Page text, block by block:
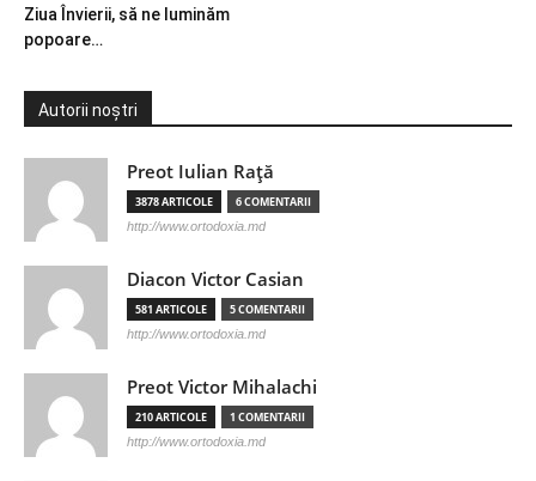
Ziua Învierii, să ne luminăm
popoare…
Autorii noștri
Preot Iulian Raţă
3878 ARTICOLE 6 COMENTARII
http://www.ortodoxia.md
Diacon Victor Casian
581 ARTICOLE 5 COMENTARII
http://www.ortodoxia.md
Preot Victor Mihalachi
210 ARTICOLE 1 COMENTARII
http://www.ortodoxia.md